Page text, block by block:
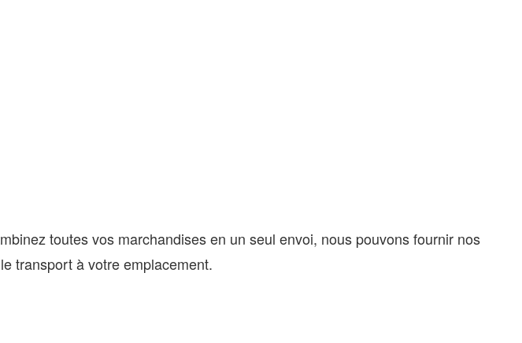
toutes vos marchandises en un seul envoi, nous pouvons fournir nos
transport à votre emplacement.